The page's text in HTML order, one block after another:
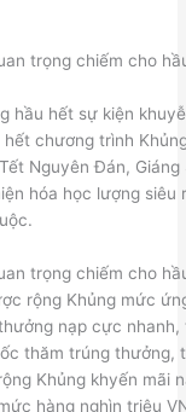
trọng chiếm cho
hầu hết sự kiện
chương trình
Nguyên Đán, Giáng
hóa học lượng siêu
trọng chiếm cho
rộng Khủng mức
nạp cực nhanh,
thăm trúng thưởng,
Khủng khyến mãi
hàng nghìn triệu